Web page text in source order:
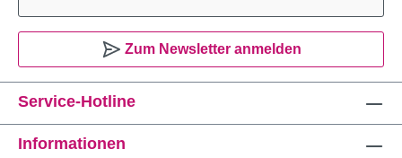
Service-Hotline
Informationen
Zum Newsletter anmelden